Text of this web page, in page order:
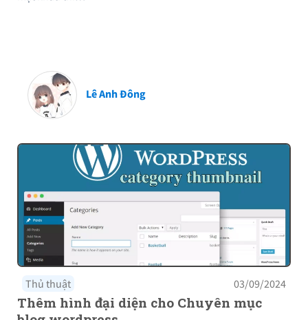
Lê Anh Đông
Thủ thuật 03/09/2024
Thêm hình đại diện cho Chuyên mục